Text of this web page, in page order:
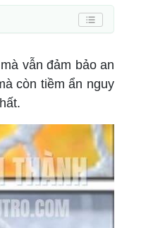
vẫn đảm bảo an
còn tiềm ẩn nguy